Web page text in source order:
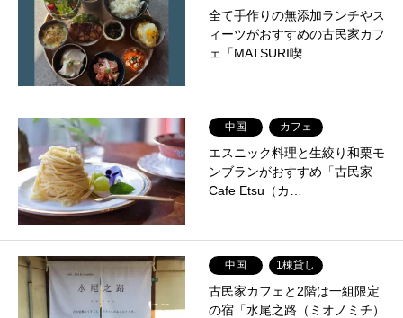
全て手作りの無添加ランチやス
ィーツがおすすめの古民家カフ
ェ「MATSURI喫…
中国 カフェ
エスニック料理と生絞り和栗モ
ンブランがおすすめ「古民家
Cafe Etsu（カ…
中国 1棟貸し
古民家カフェと2階は一組限定
の宿「水尾之路（ミオノミチ）